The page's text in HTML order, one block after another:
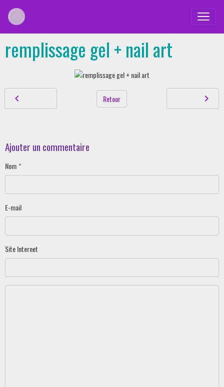
remplissage gel + nail art
Retour
Ajouter un commentaire
Nom
E-mail
Site Internet